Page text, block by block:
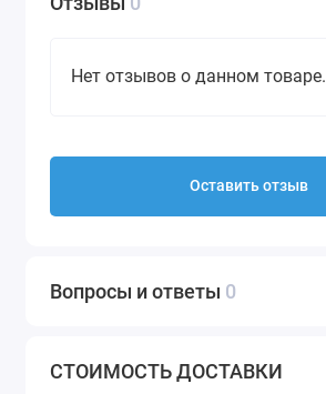
Нет отзывов о данном товаре.
Оставить отзыв
Вопросы и ответы 0
СТОИМОСТЬ ДОСТАВКИ